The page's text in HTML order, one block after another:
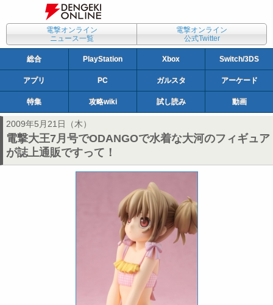
電撃オンライン
ニュース一覧
電撃オンライン
公式Twitter
総合 PlayStation Xbox Switch/3DS
アプリ PC ガルスタ アーケード
特集 攻略wiki 試し読み 動画
2009年5月21日（木）
電撃大王7月号でODANGOで水着な大河のフィギュア
が誌上通販ですって！